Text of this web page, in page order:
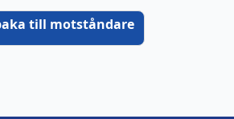
till motståndare